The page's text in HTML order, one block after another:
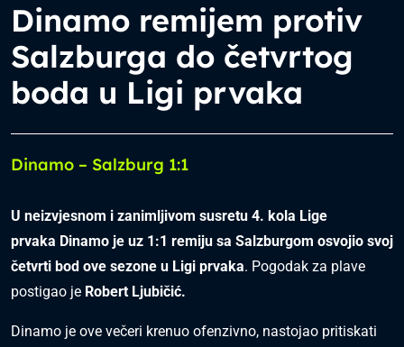
Dinamo remijem protiv
Salzburga do četvrtog
boda u Ligi prvaka
Dinamo – Salzburg 1:1
U neizvjesnom i zanimljivom susretu 4. kola Lige
prvaka Dinamo je uz 1:1 remiju sa Salzburgom osvojio svoj
četvrti bod ove sezone u Ligi prvaka. Pogodak za plave
postigao je Robert Ljubičić.
Dinamo je ove večeri krenuo ofenzivno, nastojao pritiskati